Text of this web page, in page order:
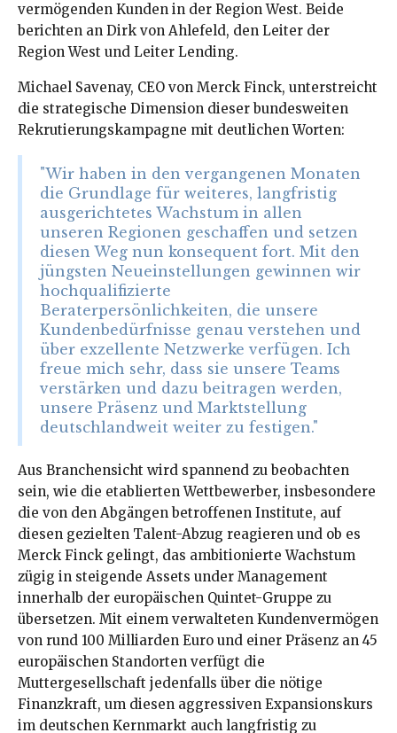
vermögenden Kunden in der Region West. Beide
berichten an Dirk von Ahlefeld, den Leiter der
Region West und Leiter Lending.
Michael Savenay, CEO von Merck Finck, unterstreicht
die strategische Dimension dieser bundesweiten
Rekrutierungskampagne mit deutlichen Worten:
"Wir haben in den vergangenen Monaten
die Grundlage für weiteres, langfristig
ausgerichtetes Wachstum in allen
unseren Regionen geschaffen und setzen
diesen Weg nun konsequent fort. Mit den
jüngsten Neueinstellungen gewinnen wir
hochqualifizierte
Beraterpersönlichkeiten, die unsere
Kundenbedürfnisse genau verstehen und
über exzellente Netzwerke verfügen. Ich
freue mich sehr, dass sie unsere Teams
verstärken und dazu beitragen werden,
unsere Präsenz und Marktstellung
deutschlandweit weiter zu festigen."
Aus Branchensicht wird spannend zu beobachten
sein, wie die etablierten Wettbewerber, insbesondere
die von den Abgängen betroffenen Institute, auf
diesen gezielten Talent-Abzug reagieren und ob es
Merck Finck gelingt, das ambitionierte Wachstum
zügig in steigende Assets under Management
innerhalb der europäischen Quintet-Gruppe zu
übersetzen. Mit einem verwalteten Kundenvermögen
von rund 100 Milliarden Euro und einer Präsenz an 45
europäischen Standorten verfügt die
Muttergesellschaft jedenfalls über die nötige
Finanzkraft, um diesen aggressiven Expansionskurs
im deutschen Kernmarkt auch langfristig zu